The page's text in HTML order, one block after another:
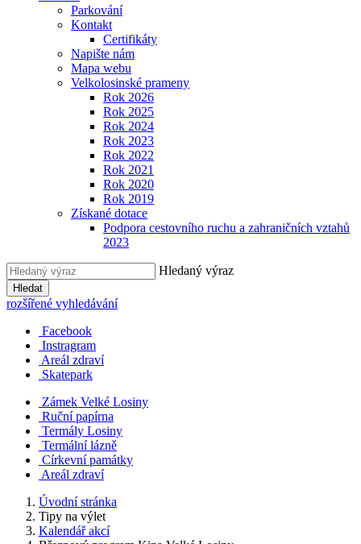
Parkování
Kontakt
Certifikáty
Napište nám
Mapa webu
Velkolosinské prameny
Rok 2026
Rok 2025
Rok 2024
Rok 2023
Rok 2022
Rok 2021
Rok 2020
Rok 2019
Získané dotace
Podpora cestovního ruchu a zahraničních vztahů
2023
Hledaný výraz
Hledat
rozšířené vyhledávání
Facebook
Instragram
Areál zdraví
Skatepark
Zámek Velké Losiny
Ruční papírna
Termály Losiny
Termální lázně
Církevní památky
Areál zdraví
Úvodní stránka
Tipy na výlet
Kalendář akcí